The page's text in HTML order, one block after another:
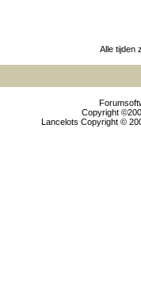
Alle tijden
Copyright
Lancelots Copyright ©